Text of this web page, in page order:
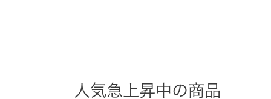
人気急上昇中の商品